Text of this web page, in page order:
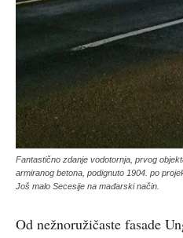
Fantastično zdanje vodotornja, prvog
armiranog betona, podignuto 1904. po
Još malo Secesije na mađarski način.
Od nežnoružičaste fasade